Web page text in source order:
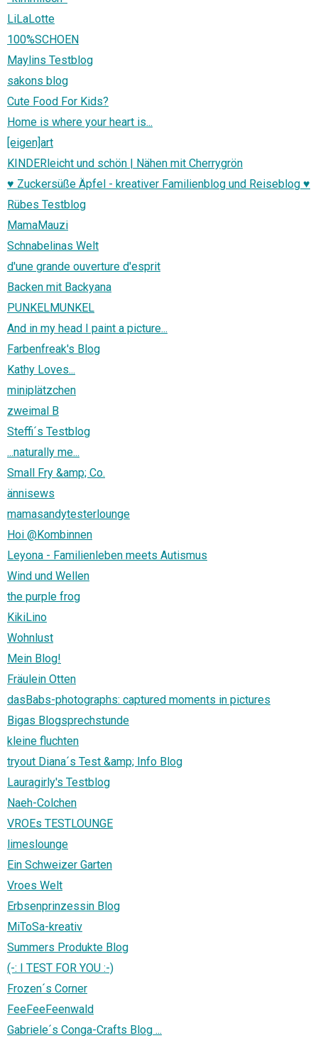
LiLaLotte
100%SCHOEN
Maylins Testblog
sakons blog
Cute Food For Kids?
Home is where your heart is...
[eigen]art
KINDERleicht und schön | Nähen mit Cherrygrön
♥ Zuckersüße Äpfel - kreativer Familienblog und Reiseblog ♥
Rübes Testblog
MamaMauzi
Schnabelinas Welt
d'une grande ouverture d'esprit
Backen mit Backyana
PUNKELMUNKEL
And in my head I paint a picture...
Farbenfreak's Blog
Kathy Loves...
miniplätzchen
zweimal B
Steffi´s Testblog
...naturally me...
Small Fry &amp; Co.
ännisews
mamasandytesterlounge
Hoi @Kombinnen
Leyona - Familienleben meets Autismus
Wind und Wellen
the purple frog
KikiLino
Wohnlust
Mein Blog!
Fräulein Otten
dasBabs-photographs: captured moments in pictures
Bigas Blogsprechstunde
kleine fluchten
tryout Diana´s Test &amp; Info Blog
Lauragirly's Testblog
Naeh-Colchen
VROEs TESTLOUNGE
limeslounge
Ein Schweizer Garten
Vroes Welt
Erbsenprinzessin Blog
MiToSa-kreativ
Summers Produkte Blog
(-: I TEST FOR YOU :-)
Frozen´s Corner
FeeFeeFeenwald
Gabriele´s Conga-Crafts Blog ...